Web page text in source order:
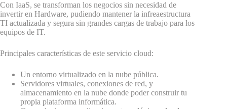
Con IaaS, se transforman los negocios sin necesidad de
invertir en Hardware, pudiendo mantener la infreaestructura
TI actualizada y segura sin grandes cargas de trabajo para los
equipos de IT.
Principales características de este servicio cloud:
Un entorno virtualizado en la nube pública.
Servidores virtuales, conexiones de red, y
almacenamiento en la nube donde poder construir tu
propia plataforma informática.